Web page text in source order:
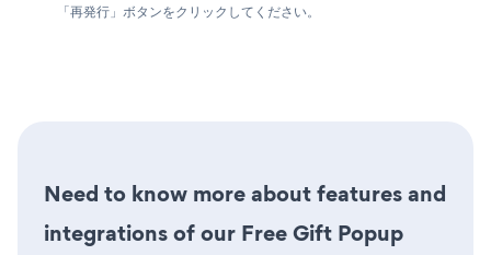
「再発行」ボタンをクリックしてください。
Need to know more about features and
integrations of our Free Gift Popup